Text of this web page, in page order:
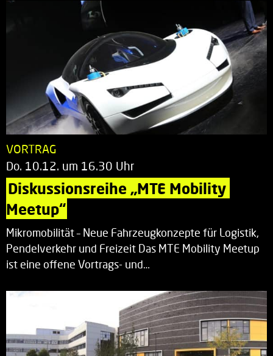
VORTRAG
Do. 10.12. um 16.30 Uhr
Diskussionsreihe „MTE Mobility
Meetup“
Mikromobilität – Neue Fahrzeugkonzepte für Logistik,
Pendelverkehr und Freizeit Das MTE Mobility Meetup
ist eine offene Vortrags- und…